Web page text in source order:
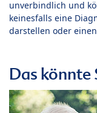
unverbindlich und
keinesfalls eine
darstellen oder
Das könnte